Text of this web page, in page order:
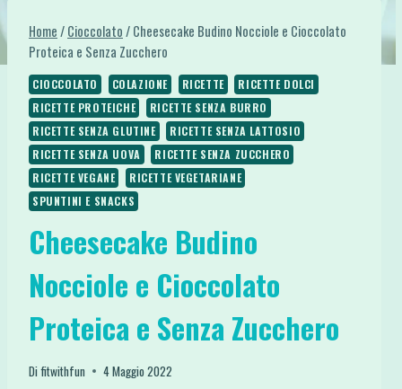
Home/Cioccolato/Cheesecake Budino Nocciole e Cioccolato
Proteica e Senza Zucchero
CIOCCOLATO COLAZIONE RICETTE
RICETTE DOLCI
RICETTE PROTEICHE
RICETTE SENZA BURRO
RICETTE SENZA GLUTINE
RICETTE SENZA LATTOSIO
RICETTE SENZA UOVA
RICETTE SENZA ZUCCHERO
RICETTE VEGANE
RICETTE VEGETARIANE
SPUNTINI E SNACKS
Cheesecake Budino
Nocciole e Cioccolato
Proteica e Senza Zucchero
Difitwithfun 4 Maggio 2022